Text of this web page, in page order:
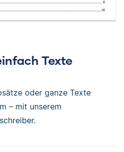
Texte
oder ganze Texte
– mit unserem